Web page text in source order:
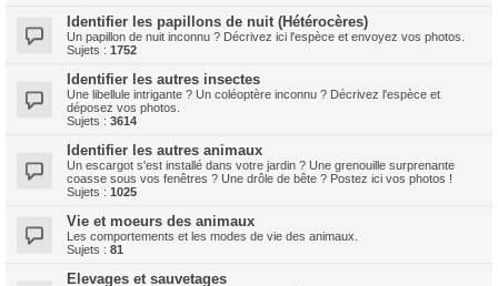
Identifier les papillons de nuit (Hétérocères)
Un papillon de nuit inconnu ? Décrivez ici l'espèce et envoyez vos photos.
Sujets : 1752
Identifier les autres insectes
Une libellule intrigante ? Un coléoptère inconnu ? Décrivez l'espèce et
déposez vos photos.
Sujets : 3614
Identifier les autres animaux
Un escargot s'est installé dans votre jardin ? Une grenouille surprenante
coasse sous vos fenêtres ? Une drôle de bête ? Postez ici vos photos !
Sujets : 1025
Vie et moeurs des animaux
Les comportements et les modes de vie des animaux.
Sujets : 81
Elevages et sauvetages